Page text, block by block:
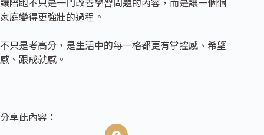
讓陪跑不只是一門改善學習問題的內容，而是讓一個個
家庭變得更強壯的過程。
不只是考高分，是生活中的每一格都更有掌控感、希望
感、跟成就感。
分享此內容：